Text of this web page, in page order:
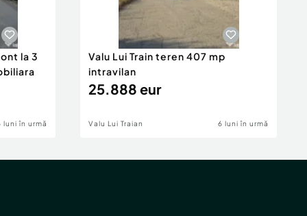
la 3
luni în urmă
Valu Lui Train teren 407 mp
intravilan
25.888 eur
Valu Lui Traian 6 luni în urmă